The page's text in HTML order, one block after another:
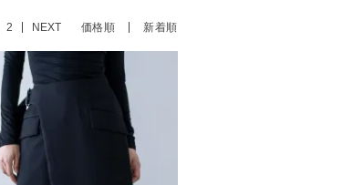
価格順 新着順
2 NEXT